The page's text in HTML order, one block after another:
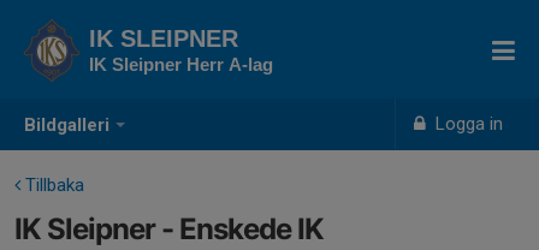
Bildgalleri Logga in
IK SLEIPNER
IK Sleipner Herr A-lag
Tillbaka
IK Sleipner - Enskede IK